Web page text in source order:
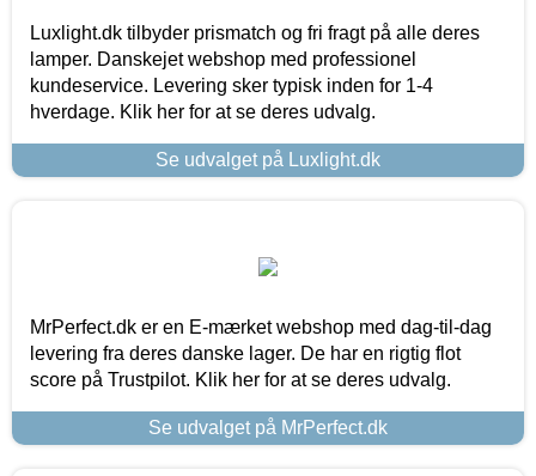
Luxlight.dk tilbyder prismatch og fri fragt på alle deres
lamper. Danskejet webshop med professionel
kundeservice. Levering sker typisk inden for 1-4
hverdage. Klik her for at se deres udvalg.
Se udvalget på Luxlight.dk
MrPerfect.dk er en E-mærket webshop med dag-til-dag
levering fra deres danske lager. De har en rigtig flot
score på Trustpilot. Klik her for at se deres udvalg.
Se udvalget på MrPerfect.dk